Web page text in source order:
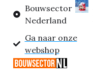
Bouwsector
Nederland
Ga naar onze
webshop